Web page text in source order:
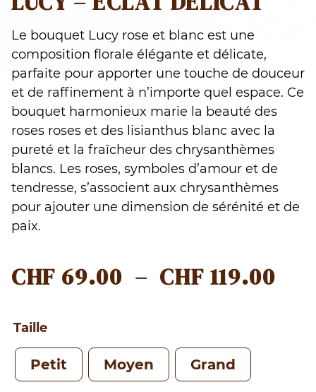
Le bouquet Lucy rose et blanc est une
composition florale élégante et délicate,
parfaite pour apporter une touche de douceur
et de raffinement à n’importe quel espace. Ce
bouquet harmonieux marie la beauté des
roses roses et des lisianthus blanc avec la
pureté et la fraîcheur des chrysanthèmes
blancs. Les roses, symboles d’amour et de
tendresse, s’associent aux chrysanthèmes
pour ajouter une dimension de sérénité et de
paix.
CHF 69.00 – CHF 119.00
Taille
Petit Moyen Grand